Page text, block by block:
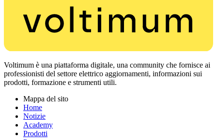
Voltimum è una piattaforma digitale, una community che fornisce ai
professionisti del settore elettrico aggiornamenti, informazioni sui
prodotti, formazione e strumenti utili.
Mappa del sito
Home
Notizie
Academy
Prodotti